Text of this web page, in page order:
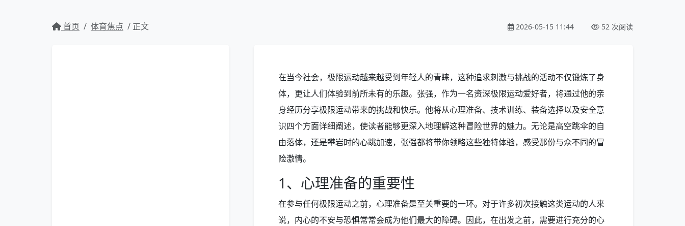
首页 / 体育焦点 / 正文 2026-05-15 11:44 52 次阅读
在当今社会，极限运动越来越受到年轻人的青睐，这种追求刺激与挑战的活动不仅锻炼了身
体，更让人们体验到前所未有的乐趣。张强，作为一名资深极限运动爱好者，将通过他的亲
身经历分享极限运动带来的挑战和快乐。他将从心理准备、技术训练、装备选择以及安全意
识四个方面详细阐述，使读者能够更深入地理解这种冒险世界的魅力。无论是高空跳伞的自
由落体，还是攀岩时的心跳加速，张强都将带你领略这些独特体验，感受那份与众不同的冒
险激情。
1、心理准备的重要性
在参与任何极限运动之前，心理准备是至关重要的一环。对于许多初次接触这类运动的人来
说，内心的不安与恐惧常常会成为他们最大的障碍。因此，在出发之前，需要进行充分的心